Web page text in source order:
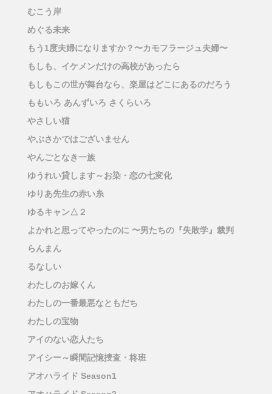
むこう岸
めぐる未来
もう1度夫婦になりますか？〜カモフラージュ夫婦〜
もしも、イケメンだけの高校があったら
もしもこの世が舞台なら、楽屋はどこにあるのだろう
ももいろ あんずいろ さくらいろ
やさしい猫
やぶさかではございません
やんごとなき一族
ゆうれい貸します～お染・恋の七変化
ゆりあ先生の赤い糸
ゆるキャン△２
よかれと思ってやったのに 〜男たちの『失敗学』裁判
らんまん
るなしい
わたしのお嫁くん
わたしの一番最悪なともだち
わたしの宝物
アイのない恋人たち
アイシー～瞬間記憶捜査・柊班
アオハライド Season1